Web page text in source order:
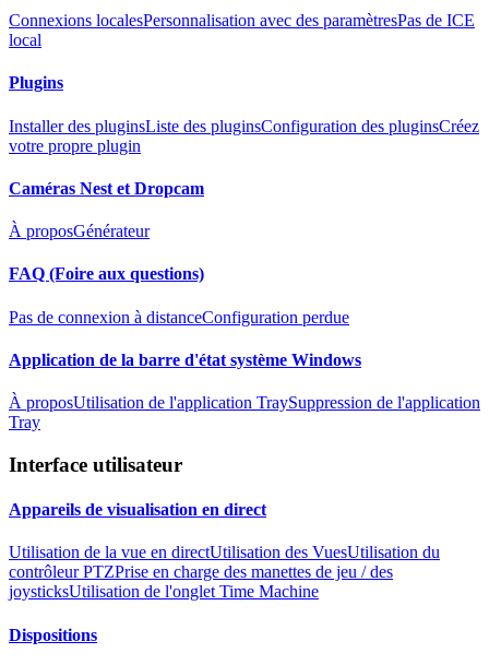
Connexions localesPersonnalisation avec des paramètresPas de ICE
local
Plugins
Installer des pluginsListe des pluginsConfiguration des pluginsCréez
votre propre plugin
Caméras Nest et Dropcam
À proposGénérateur
FAQ (Foire aux questions)
Pas de connexion à distanceConfiguration perdue
Application de la barre d'état système Windows
À proposUtilisation de l'application TraySuppression de l'application
Tray
Interface utilisateur
Appareils de visualisation en direct
Utilisation de la vue en directUtilisation des VuesUtilisation du
contrôleur PTZPrise en charge des manettes de jeu / des
joysticksUtilisation de l'onglet Time Machine
Dispositions